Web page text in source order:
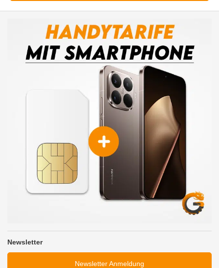
Newsletter
Newsletter Anmeldung